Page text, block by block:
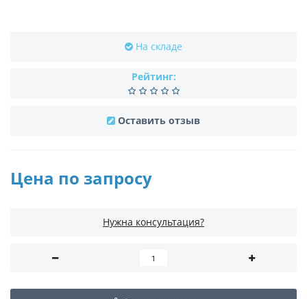
На складе
Рейтинг:
Оставить отзыв
Цена по запросу
Нужна консультация?